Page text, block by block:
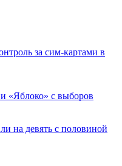
за сим-картами в
«Яблоко» с выборов
на девять с половиной